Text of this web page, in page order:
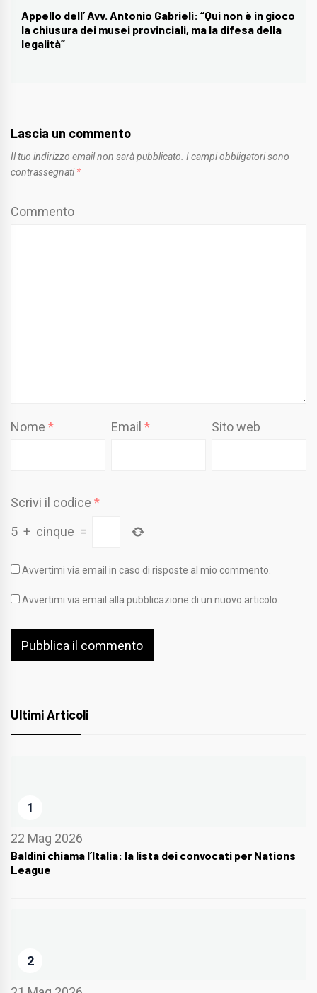
Next
post:
Appello dell’ Avv. Antonio Gabrieli: “Qui non è in gioco
la chiusura dei musei provinciali, ma la difesa della
legalità”
Lascia un commento
Il tuo indirizzo email non sarà pubblicato. I campi obbligatori sono
contrassegnati *
Commento
Nome * Email* Sito web
Scrivi il codice *
5 + cinque =
Avvertimi via email in caso di risposte al mio commento.
Avvertimi via email alla pubblicazione di un nuovo articolo.
Ultimi Articoli
1
22 Mag 2026
Baldini chiama l’Italia: la lista dei convocati per Nations
League
2